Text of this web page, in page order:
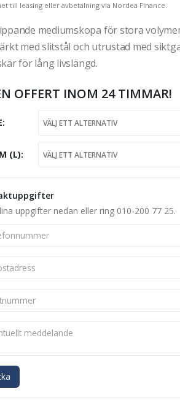
till leasing eller avbetalning via Nordea Finance.
mediumskopa för stora
med slitstål och utrustad med
för lång livslängd.
OFFERT INOM 24 TIMMAR!
(L)
uppgifter nedan eller ring 010-200 77 25.